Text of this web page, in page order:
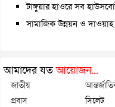
টাঙ্গুয়ার হাওরে সব
সামাজিক উন্নয়ন ও
আমাদের যতআয়োজন...
জাতীয়
প্রবাস
সিলেট